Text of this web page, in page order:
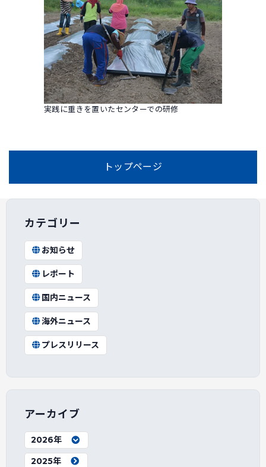
実践に重きを置いたセンターでの研修
トップページ
カテゴリー
お知らせ
レポート
国内ニュース
海外ニュース
プレスリリース
アーカイブ
2026年
2025年